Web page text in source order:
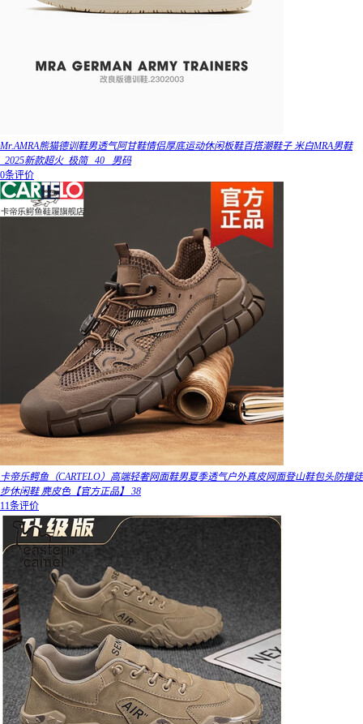
Mr.AMRA熊猫德训鞋男透气阿甘鞋情侣厚底运动休闲板鞋百搭潮鞋子 米白MRA男鞋
_2025新款超火_极简_ 40 _男码
0条评价
卡帝乐鳄鱼（CARTELO）高端轻奢网面鞋男夏季透气户外真皮网面登山鞋包头防撞徒
步休闲鞋 麂皮色【官方正品】 38
11条评价